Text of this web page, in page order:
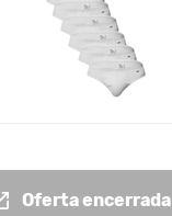
Oferta encerrada